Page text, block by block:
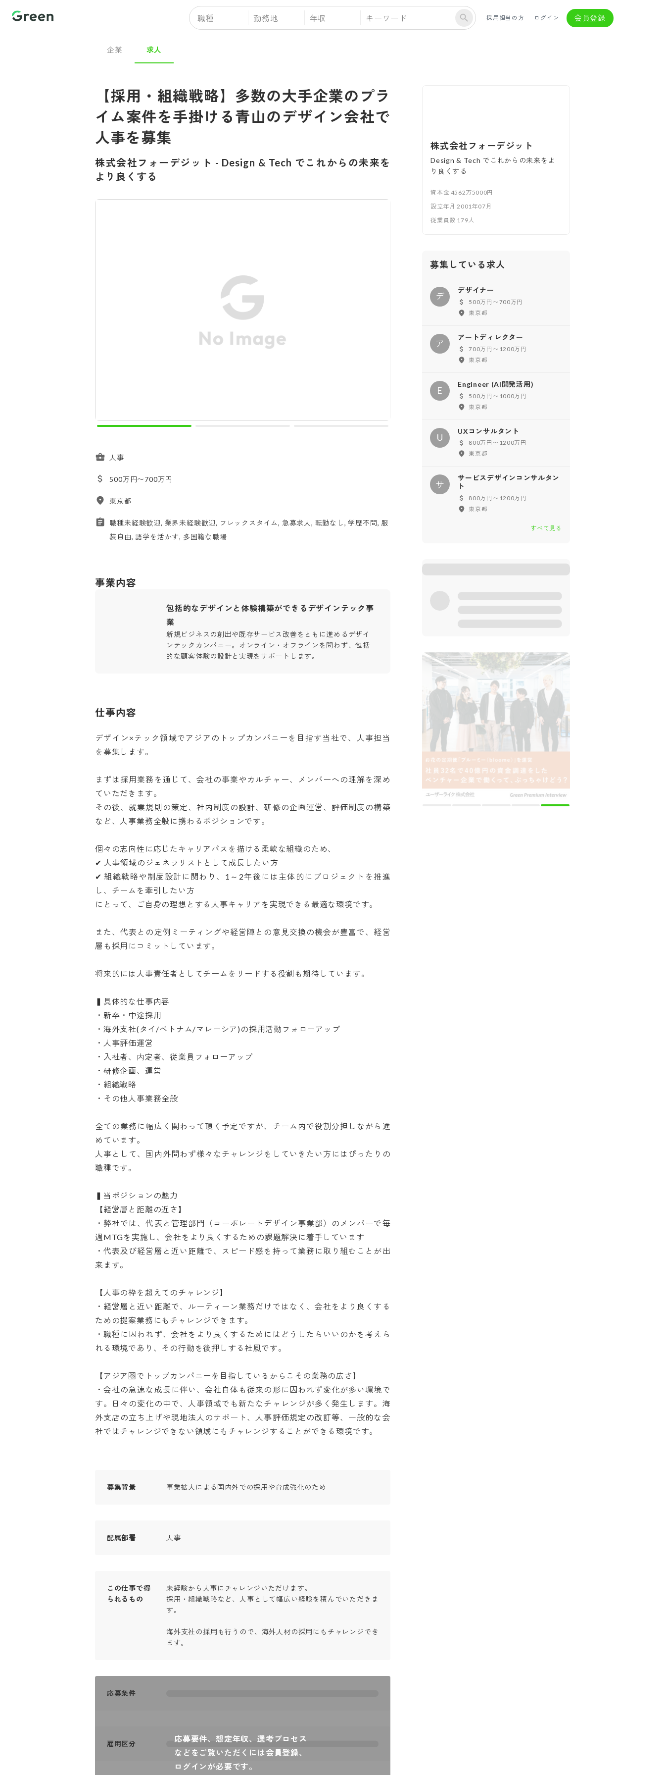
職種 勤務地 年収 採用担当の方 ログイン 会員登録
企業 求人
【採用・組織戦略】多数の大手企業のプラ
イム案件を手掛ける青山のデザイン会社で
人事を募集
株式会社フォーデジット - Design & Tech でこれからの未来を
より良くする
人事
500万円〜700万円
東京都
職種未経験歓迎, 業界未経験歓迎, フレックスタイム, 急募求人, 転勤なし, 学歴不問, 服
装自由, 語学を活かす, 多国籍な職場
事業内容
包括的なデザインと体験構築ができるデザインテック事
業
新規ビジネスの創出や既存サービス改善をともに進めるデザイ
ンテックカンパニー。オンライン・オフラインを問わず、包括
的な顧客体験の設計と実現をサポートします。
仕事内容
デザイン×テック領域でアジアのトップカンパニーを目指す当社で、人事担当
を募集します。
まずは採用業務を通じて、会社の事業やカルチャー、メンバーへの理解を深め
ていただきます。
その後、就業規則の策定、社内制度の設計、研修の企画運営、評価制度の構築
など、人事業務全般に携わるポジションです。
個々の志向性に応じたキャリアパスを描ける柔軟な組織のため、
✔ 人事領域のジェネラリストとして成長したい方
✔ 組織戦略や制度設計に関わり、1～2年後には主体的にプロジェクトを推進
し、チームを牽引したい方
にとって、ご自身の理想とする人事キャリアを実現できる最適な環境です。
また、代表との定例ミーティングや経営陣との意見交換の機会が豊富で、経営
層も採用にコミットしています。
将来的には人事責任者としてチームをリードする役割も期待しています。
▍具体的な仕事内容
・新卒・中途採用
・海外支社(タイ/ベトナム/マレーシア)の採用活動フォローアップ
・人事評価運営
・入社者、内定者、従業員フォローアップ
・研修企画、運営
・組織戦略
・その他人事業務全般
全ての業務に幅広く関わって頂く予定ですが、チーム内で役割分担しながら進
めています。
人事として、国内外問わず様々なチャレンジをしていきたい方にはぴったりの
職種です。
▍当ポジションの魅力
【経営層と距離の近さ】
・弊社では、代表と管理部門（コーポレートデザイン事業部）のメンバーで毎
週MTGを実施し、会社をより良くするための課題解決に着手しています
・代表及び経営層と近い距離で、スピード感を持って業務に取り組むことが出
来ます。
【人事の枠を超えてのチャレンジ】
・経営層と近い距離で、ルーティーン業務だけではなく、会社をより良くする
ための提案業務にもチャレンジできます。
・職種に囚われず、会社をより良くするためにはどうしたらいいのかを考えら
れる環境であり、その行動を後押しする社風です。
【アジア圏でトップカンパニーを目指しているからこその業務の広さ】
・会社の急速な成長に伴い、会社自体も従来の形に囚われず変化が多い環境で
す。日々の変化の中で、人事領域でも新たなチャレンジが多く発生します。海
外支店の立ち上げや現地法人のサポート、人事評価規定の改訂等、一般的な会
社ではチャレンジできない領域にもチャレンジすることができる環境です。
募集背景 事業拡大による国内外での採用や育成強化のため
配属部署 人事
この仕事で得
られるもの
未経験から人事にチャレンジいただけます。
採用・組織戦略など、人事として幅広い経験を積んでいただきま
す。
海外支社の採用も行うので、海外人材の採用にもチャレンジでき
ます。
応募要件、想定年収、選考プロセス
などをご覧いただくには会員登録、
ログインが必要です。
応募条件
雇用区分
株式会社フォーデジット
Design & Tech でこれからの未来をよ
り良くする
資本金 4562万5000円
設立年月 2001年07月
従業員数 179 人
募集している求人
デ
デザイナー
500万円〜700万円
東京都
ア
アートディレクター
700万円〜1200万円
東京都
E
Engineer (AI開発活用)
500万円〜1000万円
東京都
U
UXコンサルタント
800万円〜1200万円
東京都
サ
サービスデザインコンサルタン
ト
800万円〜1200万円
東京都
すべて見る